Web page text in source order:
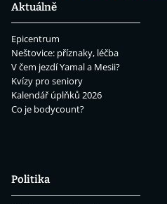
Aktuálně
Epicentrum
Neštovice: příznaky, léčba
V čem jezdí Yamal a Mesii?
Kvízy pro seniory
Kalendář úplňků 2026
Co je bodycount?
Politika